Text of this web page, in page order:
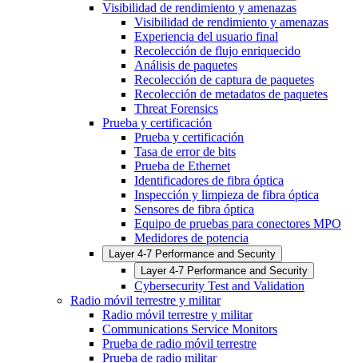
Visibilidad de rendimiento y amenazas
Visibilidad de rendimiento y amenazas
Experiencia del usuario final
Recolección de flujo enriquecido
Análisis de paquetes
Recolección de captura de paquetes
Recolección de metadatos de paquetes
Threat Forensics
Prueba y certificación
Prueba y certificación
Tasa de error de bits
Prueba de Ethernet
Identificadores de fibra óptica
Inspección y limpieza de fibra óptica
Sensores de fibra óptica
Equipo de pruebas para conectores MPO
Medidores de potencia
Layer 4-7 Performance and Security
Layer 4-7 Performance and Security
Cybersecurity Test and Validation
Radio móvil terrestre y militar
Radio móvil terrestre y militar
Communications Service Monitors
Prueba de radio móvil terrestre
Prueba de radio militar